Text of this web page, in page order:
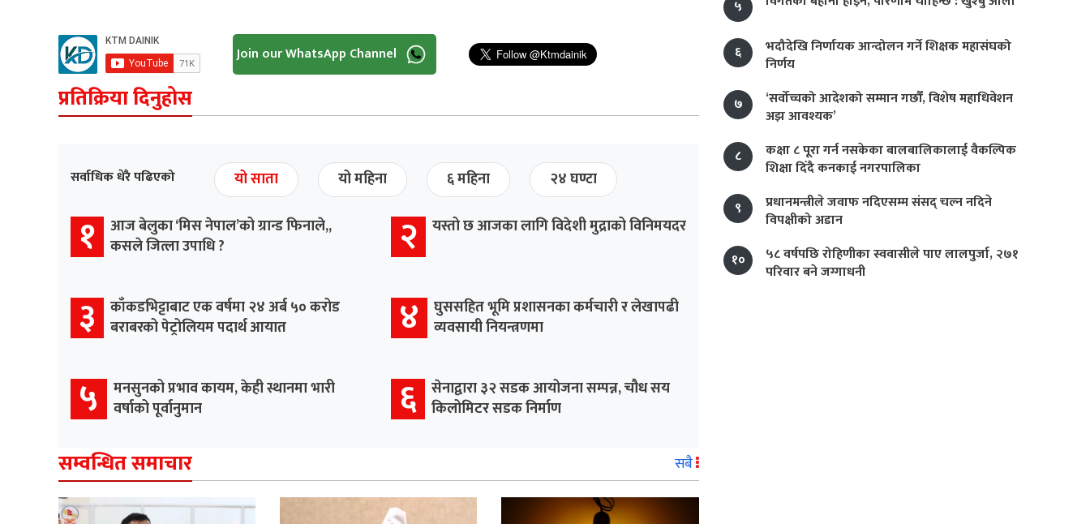
Join our WhatsApp Channel
प्रतिक्रिया दिनुहोस
सर्वाधिक धेरै पढिएको यो साता यो महिना ६ महिना २४ घण्टा
१
आज बेलुका ‘मिस नेपाल’को ग्रान्ड फिनाले,,
कसले जित्ला उपाधि ?
२ यस्तो छ आजका लागि विदेशी मुद्राको विनिमयदर
३
काँकडभिट्टाबाट एक वर्षमा २४ अर्ब ५० करोड
बराबरको पेट्रोलियम पदार्थ आयात
४
घुससहित भूमि प्रशासनका कर्मचारी र लेखापढी
व्यवसायी नियन्त्रणमा
५
मनसुनको प्रभाव कायम, केही स्थानमा भारी
वर्षाको पूर्वानुमान
६ सेनाद्वारा ३२ सडक आयोजना सम्पन्न, चौध सय
किलोमिटर सडक निर्माण
सम्वन्धित समाचार सबै
५
६
भदौदेखि निर्णायक आन्दोलन गर्ने शिक्षक महासंघको
निर्णय
७
‘सर्वोच्चको आदेशको सम्मान गर्छौं, विशेष महाधिवेशन
अझ आवश्यक’
८
कक्षा ८ पूरा गर्न नसकेका बालबालिकालाई वैकल्पिक
शिक्षा दिँदै कनकाई नगरपालिका
९
प्रधानमन्त्रीले जवाफ नदिएसम्म संसद् चल्न नदिने
विपक्षीको अडान
१०
५८ वर्षपछि रोहिणीका स्ववासीले पाए लालपुर्जा, २७१
परिवार बने जग्गाधनी